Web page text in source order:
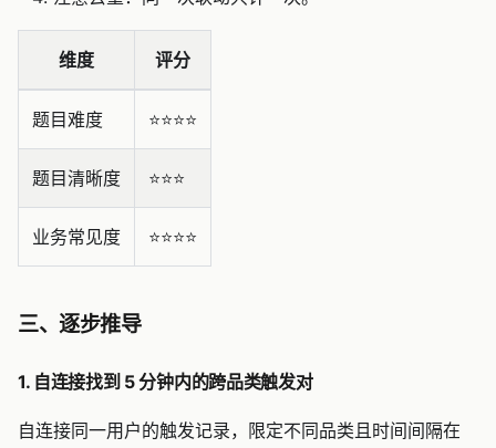
维度 评分
题目难度 ⭐️⭐️⭐️⭐️
题目清晰度 ⭐️⭐️⭐️
业务常见度 ⭐️⭐️⭐️⭐️
三、逐步推导
1. 自连接找到 5 分钟内的跨品类触发对
自连接同一用户的触发记录，限定不同品类且时间间隔在